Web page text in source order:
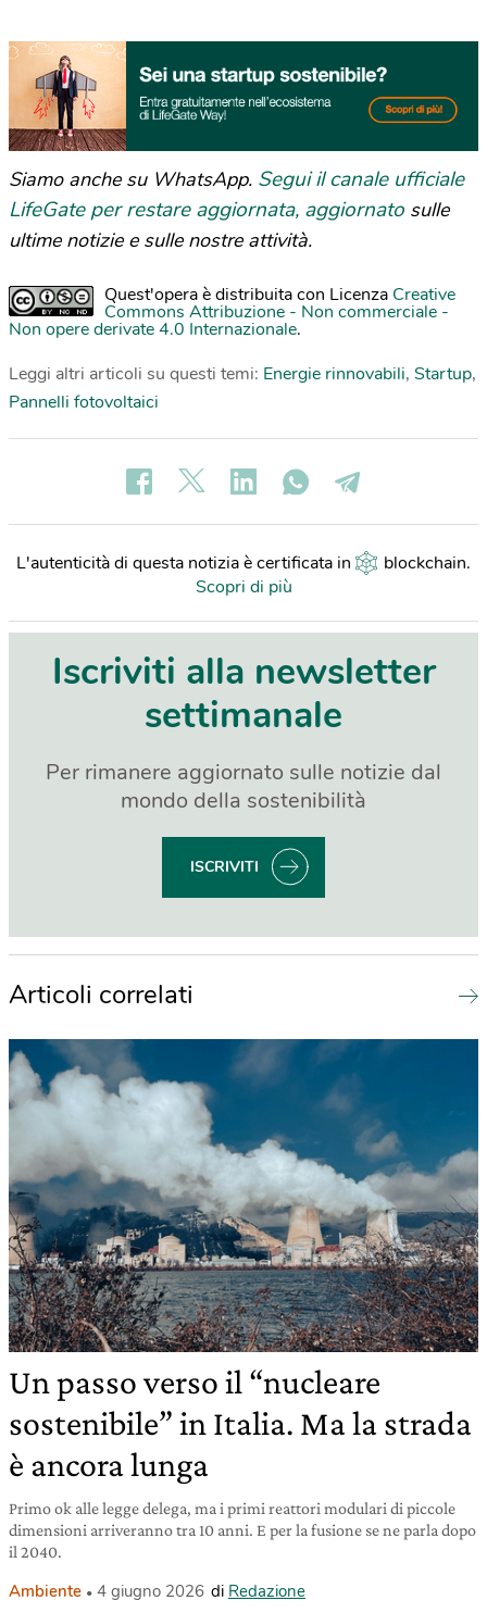
Siamo anche su WhatsApp. Segui il canale ufficiale
LifeGate per restare aggiornata, aggiornato sulle
ultime notizie e sulle nostre attività.
Quest'opera è distribuita con Licenza Creative
Commons Attribuzione - Non commerciale -
Non opere derivate 4.0 Internazionale.
Leggi altri articoli su questi temi: Energie rinnovabili, Startup,
Pannelli fotovoltaici
L'autenticità di questa notizia è certificata in blockchain.
Scopri di più
Iscriviti alla newsletter
settimanale
Per rimanere aggiornato sulle notizie dal
mondo della sostenibilità
ISCRIVITI
Articoli correlati
Un passo verso il “nucleare
sostenibile” in Italia. Ma la strada
è ancora lunga
Primo ok alle legge delega, ma i primi reattori modulari di piccole
dimensioni arriveranno tra 10 anni. E per la fusione se ne parla dopo
il 2040.
Ambiente 4 giugno 2026 di Redazione